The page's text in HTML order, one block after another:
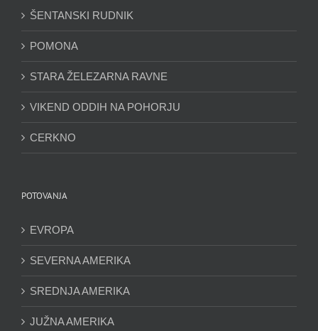
ŠENTANSKI RUDNIK
POMONA
STARA ŽELEZARNA RAVNE
VIKEND ODDIH NA POHORJU
CERKNO
POTOVANJA
EVROPA
SEVERNA AMERIKA
SREDNJA AMERIKA
JUŽNA AMERIKA